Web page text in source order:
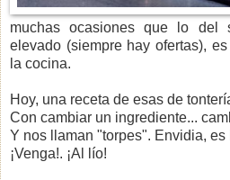
muchas ocasiones que lo del
elevado (siempre hay ofertas),
la cocina.
Hoy, una receta de esas de
Con cambiar un ingrediente...
Y nos llaman "torpes". Envidia, es
¡Venga!. ¡Al lío!